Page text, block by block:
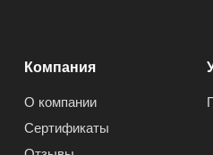
Компания
О компании
Сертификаты